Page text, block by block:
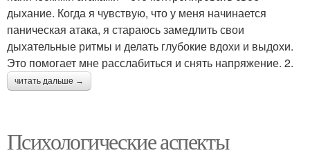
дыхание. Когда я чувствую, что у меня начинается
паническая атака, я стараюсь замедлить свои
дыхательные ритмы и делать глубокие вдохи и выдохи.
Это помогает мне расслабиться и снять напряжение. 2.
читать дальше →
Психологические аспекты